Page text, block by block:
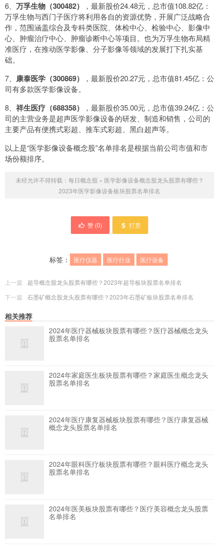
6、 万孚生物（300482）
，最新股价24.48元，总市值108.82亿：
万孚生物与西门子医疗将利用各自的资源优势，开展广泛战略合
作，范围涵盖综合及专科类医院、体检中心、检验中心、影像中
心、肿瘤治疗中心、肿瘤诊断中心等项目。也为万孚生物布局精
准医疗，在推动医学影像、分子影像等领域的发展打下扎实基
础。
7、 康泰医学（300869）
，最新股价20.27元，总市值81.45亿：公
司有多款医学影像设备。
8、 祥生医疗（688358）
，最新股价35.00元，总市值39.24亿：公
司的主营业务是超声医学影像设备的研发、制造和销售，公司的
主要产品有便携式彩超、推车式彩超、黑白超声等。
以上是“医学影像设备概念股”名单排名是根据当前公司市值和市
场份额排序。
未经允许不得转载： 每日概念股 » 医学影像设备概念股龙头股票有哪些？
2023年医学影像设备板块股票名单排名
赞 (0) 打赏
标签： 医疗仪器 医疗行业 医疗设备
上一篇
超导概念股龙头股票有哪些？2023年超导板块股票名单排名
下一篇
石墨矿概念股龙头股票有哪些？2023年石墨矿板块股票名单排名
相关推荐
2024年医疗器械板块股票有哪些？医疗器械概念龙头
股票名单排名
2024年家庭医生板块股票有哪些？家庭医生概念龙头
股票名单排名
2024年医疗康复器械板块股票有哪些？医疗康复器械
概念龙头股票名单排名
2024年眼科医疗板块股票有哪些？眼科医疗概念龙头
股票名单排名
2024年医美板块股票有哪些？医疗美容概念龙头股票
名单排名